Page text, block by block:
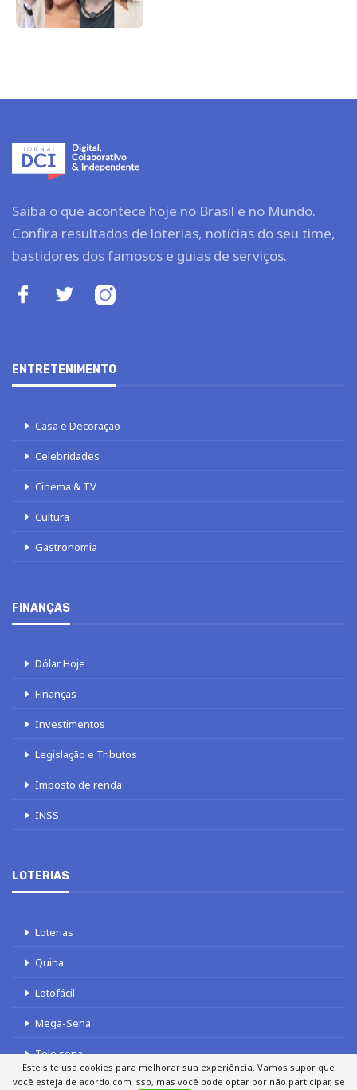
Saiba o que acontece hoje no Brasil e no Mundo.
Confira resultados de loterias, notícias do seu time,
bastidores dos famosos e guias de serviços.
ENTRETENIMENTO
Casa e Decoração
Celebridades
Cinema & TV
Cultura
Gastronomia
FINANÇAS
Dólar Hoje
Finanças
Investimentos
Legislação e Tributos
Imposto de renda
INSS
LOTERIAS
Loterias
Quina
Lotofácil
Mega-Sena
Tele sena
Este site usa cookies para melhorar sua experiência. Vamos supor que
você esteja de acordo com isso, mas você pode optar por não participar, se